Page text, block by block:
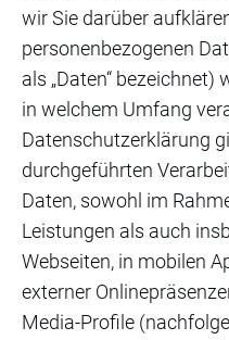
wir Sie darüber
personenbezogenen
als „Daten“
in welchem Umfang
Datenschutzerklärung
durchgeführten
Daten, sowohl im
Leistungen als auch
Webseiten, in mobilen
externer
Media-Profile